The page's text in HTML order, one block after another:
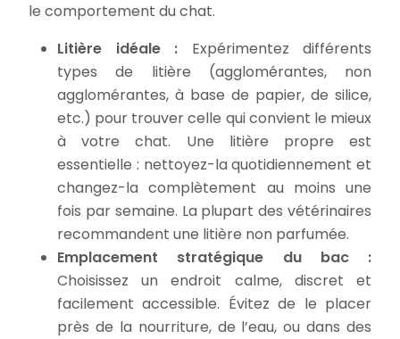
le comportement du chat.
Litière idéale : Expérimentez différents
types de litière (agglomérantes, non
agglomérantes, à base de papier, de silice,
etc.) pour trouver celle qui convient le mieux
à votre chat. Une litière propre est
essentielle : nettoyez-la quotidiennement et
changez-la complètement au moins une
fois par semaine. La plupart des vétérinaires
recommandent une litière non parfumée.
Emplacement stratégique du bac :
Choisissez un endroit calme, discret et
facilement accessible. Évitez de le placer
près de la nourriture, de l’eau, ou dans des